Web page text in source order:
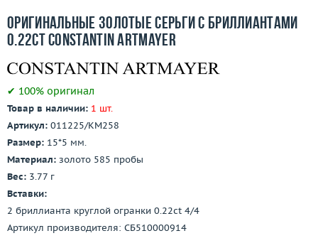
Оригинальные золотые серьги с бриллиантами
0.22ct Constantin Artmayer
✔ 100% оригинал
Товар в наличии: 1 шт.
Артикул: 011225/КМ258
Размер: 15*5 мм.
Материал: золото 585 пробы
Вес: 3.77 г
Вставки:
2 бриллианта круглой огранки 0.22ct 4/4
Артикул производителя: СБ510000914